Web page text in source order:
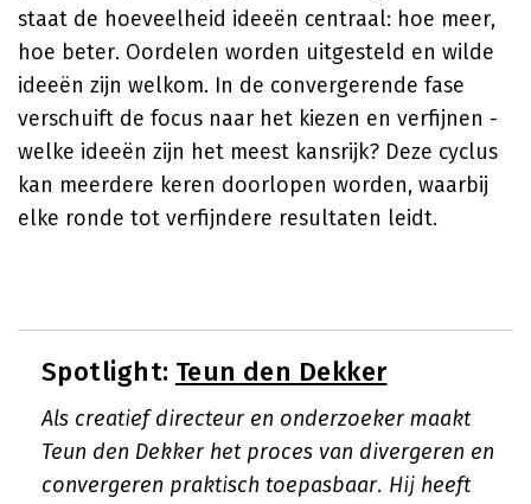
staat de hoeveelheid ideeën centraal: hoe meer,
hoe beter. Oordelen worden uitgesteld en wilde
ideeën zijn welkom. In de convergerende fase
verschuift de focus naar het kiezen en verfijnen -
welke ideeën zijn het meest kansrijk? Deze cyclus
kan meerdere keren doorlopen worden, waarbij
elke ronde tot verfijndere resultaten leidt.
Spotlight: Teun den Dekker
Als creatief directeur en onderzoeker maakt
Teun den Dekker het proces van divergeren en
convergeren praktisch toepasbaar. Hij heeft